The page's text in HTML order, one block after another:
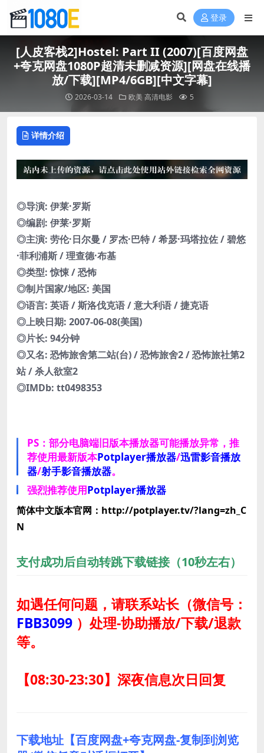
登录
[人皮客栈2]Hostel: Part II (2007)[百度网盘
+夸克网盘1080P超清未删减资源][网盘在线播
放/下载][MP4/6GB][中文字幕]
2026-03-14 欧美高清电影 5
详情介绍
◎导演: 伊莱·罗斯
◎编剧: 伊莱·罗斯
◎主演: 劳伦·日尔曼 / 罗杰·巴特 / 希瑟·玛塔拉佐 / 碧悠
·菲利浦斯 / 理查德·布基
◎类型: 惊悚 / 恐怖
◎制片国家/地区: 美国
◎语言: 英语 / 斯洛伐克语 / 意大利语 / 捷克语
◎上映日期: 2007-06-08(美国)
◎片长: 94分钟
◎又名: 恐怖旅舍第二站(台) / 恐怖旅舍2 / 恐怖旅社第2
站 / 杀人欲室2
◎IMDb: tt0498353
PS：部分电脑端旧版本播放器可能播放异常，推
荐使用最新版本Potplayer播放器/迅雷影音播放
器/射手影音播放器。
强烈推荐使用Potplayer播放器
简体中文版本官网：http://potplayer.tv/?lang=zh_C
N
支付成功后自动转跳下载链接（10秒左右）
如遇任何问题，请联系站长（微信号：
FBB3099 ） 处理-协助播放/下载/退款
等。
【08:30-23:30】深夜信息次日回复
下载地址【百度网盘+夸克网盘-复制到浏览